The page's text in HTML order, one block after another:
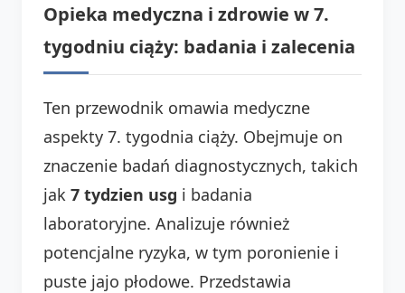
Opieka medyczna i zdrowie w 7.
tygodniu ciąży: badania i zalecenia
Ten przewodnik omawia medyczne
aspekty 7. tygodnia ciąży. Obejmuje on
znaczenie badań diagnostycznych, takich
jak 7 tydzien usg i badania
laboratoryjne. Analizuje również
potencjalne ryzyka, w tym poronienie i
puste jajo płodowe. Przedstawia